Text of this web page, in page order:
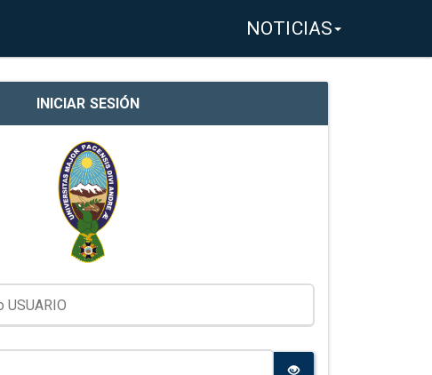
NOTICIAS
INICIAR SESIÓN